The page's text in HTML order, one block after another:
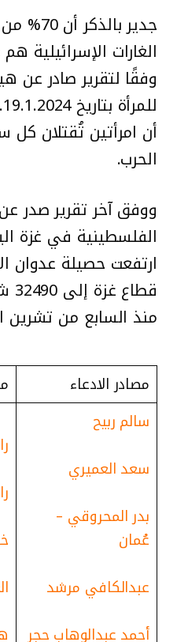
جدير
الغارات الإسرائيلية
وفقًا لتقرير صادر عن
أن امرأتين تُقتلان
الحرب.
ووفق آخر تقرير صدر
ارتفعت حصيلة عدوان
منذ السابع من تشرين
مصادر الادعاء
سالم ربيح
سعد العميري
بدر المحروقي –
عُمان
عبدالكافي مرشد
أحمد عبدالوهاب حجر